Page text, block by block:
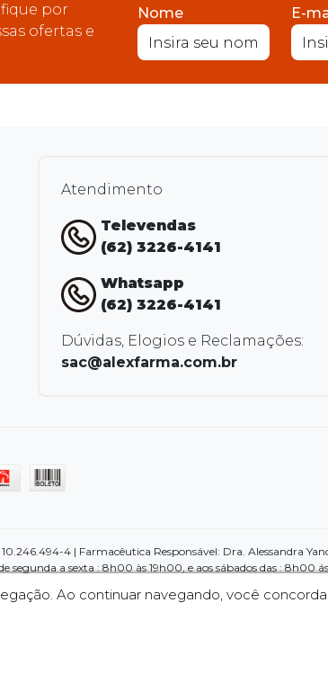
por
ofertas e
Nome E-
Atendimento
Televendas
(62) 3226-4141
Whatsapp
(62) 3226-4141
Dúvidas, Elogios e Reclamações:
sac@alexfarma.com.br
4 | Farmacêutica Responsável: Dra. Alessandra
a sexta : 8h00 às 19h00, e aos sábados das : 8h00
adequado. Qualquer dúvida sobre prescrição médica e
nossas lojas, pois contamos com um profissional da área
Ao continuar navegando, você